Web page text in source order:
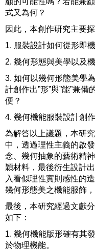
式又為何？
因此，本創作研究主要
1. 服裝設計如何從形即
2. 幾何形態與美學以及
3. 如何以幾何形態美學
計創作出”形”與”能”兼
便？
4. 幾何機能服裝設計創
為解答以上議題，本研
中，透過理性主義的啟
念、幾何抽象的藝術精
穎材料，最後衍生設計
入看似理性實則感性的
幾何形態美之機能服飾
最後，本研究經過文獻
如下：
1. 幾何機能版形確有其
於物理機能。